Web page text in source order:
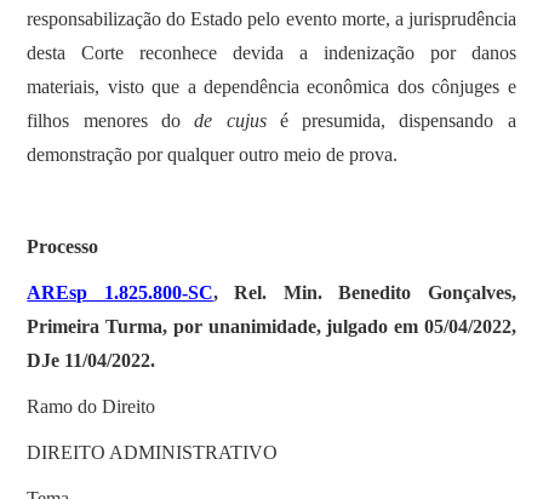
responsabilização do Estado pelo evento morte, a jurisprudência
desta Corte reconhece devida a indenização por danos
materiais, visto que a dependência econômica dos cônjuges e
filhos menores dode cujusé presumida, dispensando a
demonstração por qualquer outro meio de prova.
Processo
AREsp 1.825.800-SC, Rel. Min. Benedito Gonçalves,
Primeira Turma, por unanimidade, julgado em 05/04/2022,
DJe 11/04/2022.
Ramo do Direito
DIREITO ADMINISTRATIVO